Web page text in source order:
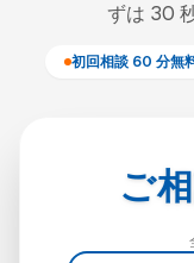
ずは 30
初回相談 60 分無
ご